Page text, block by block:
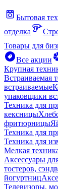
Бытовая
отделка
Товары для
Все акции
Крупная
Встраиваемая
встраиваемые
упаковщики
Техника для
кексницы
фритюрницы
Техника для
Техника для
Мелкая
Аксессуары
тостеров,
йогуртниц
Телевизоры,